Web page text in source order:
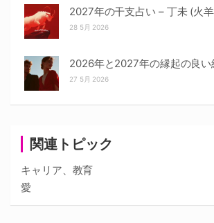
関連トピック
キャリア、教育
愛
2027年の干支占い – 丁未 (火
28 5月 2026
2026年と2027年の縁起の良い
27 5月 2026